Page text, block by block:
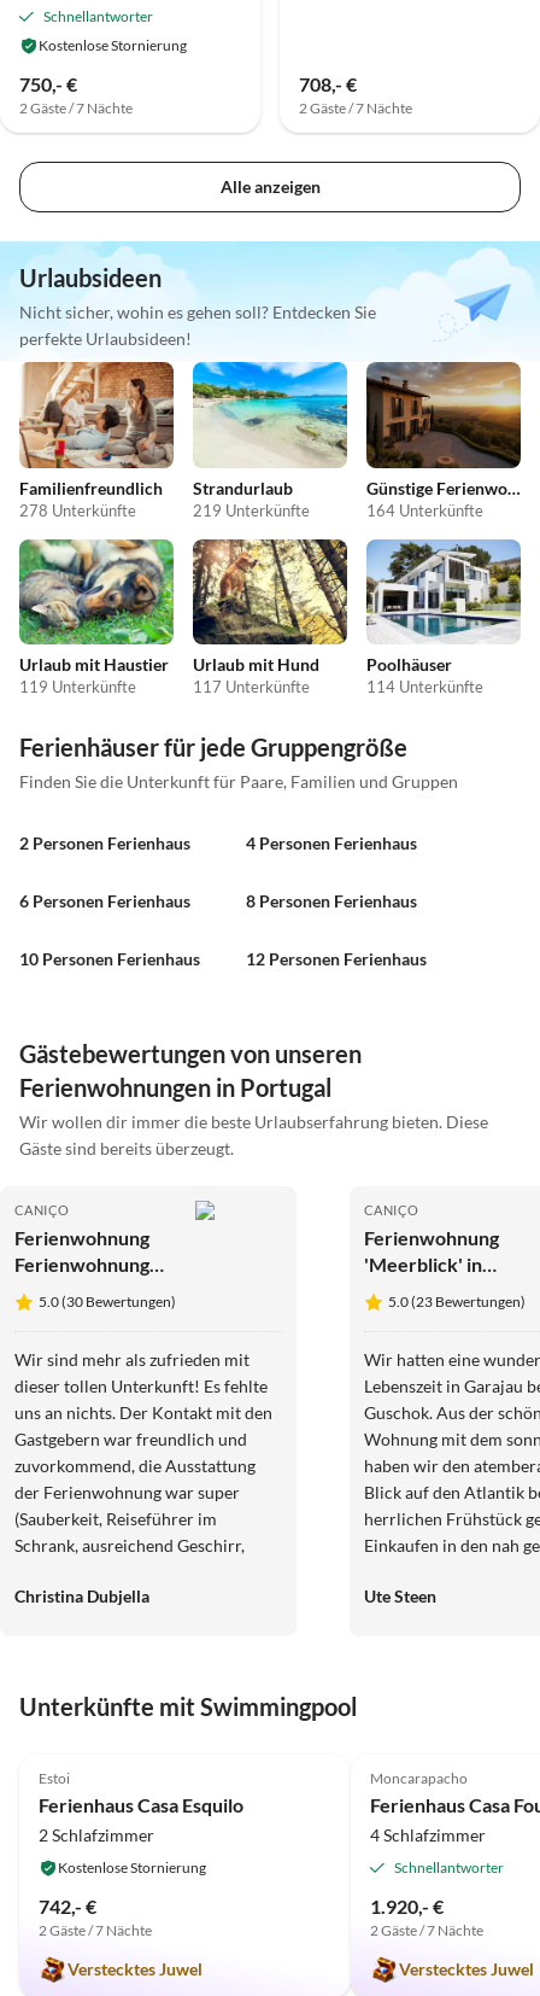
Schnellantworter
Kostenlose Stornierung
750,- €
2 Gäste / 7 Nächte
708,- €
2 Gäste / 7 Nächte
Alle anzeigen
Urlaubsideen
Nicht sicher, wohin es gehen soll? Entdecken Sie
perfekte Urlaubsideen!
Familienfreundlich
278 Unterkünfte
Strandurlaub
219 Unterkünfte
Günstige Ferienwohnungen
164 Unterkünfte
Urlaub mit Haustier
119 Unterkünfte
Urlaub mit Hund
117 Unterkünfte
Poolhäuser
114 Unterkünfte
Ferienhäuser für jede Gruppengröße
Finden Sie die Unterkunft für Paare, Familien und Gruppen
2 Personen Ferienhaus 4 Personen Ferienhaus
6 Personen Ferienhaus 8 Personen Ferienhaus
10 Personen Ferienhaus 12 Personen Ferienhaus
Gästebewertungen von unseren
Ferienwohnungen in Portugal
Wir wollen dir immer die beste Urlaubserfahrung bieten. Diese
Gäste sind bereits überzeugt.
CANIÇO
Ferienwohnung
Ferienwohnung
Brisa - nur wenige
Schritte zum Meer
5.0 (30 Bewertungen)
Wir sind mehr als zufrieden mit
dieser tollen Unterkunft! Es fehlte
uns an nichts. Der Kontakt mit den
Gastgebern war freundlich und
zuvorkommend, die Ausstattung
der Ferienwohnung war super
(Sauberkeit, Reiseführer im
Schrank, ausreichend Geschirr,
Aussicht einmalig!
Christina Dubjella
CANIÇO
Ferienwohnung
'Meerblick' in
Garajau
5.0 (23 Bewertungen)
Wir hatten eine
Lebenszeit in Garajau
Guschok. Aus der
Wohnung mit dem
haben wir den
Blick auf den Atlantik bei
herrlichen Frühstück
Einkaufen in den nah
offen, sodass wir uns
werden wir diese Zeit
Erinnerung behalten.
Steen
Ute Steen
Unterkünfte mit Swimmingpool
Estoi
Ferienhaus Casa Esquilo
2 Schlafzimmer
Kostenlose Stornierung
742,- €
2 Gäste / 7 Nächte
Verstecktes Juwel
Moncarapacho
Ferienhaus Casa
4 Schlafzimmer
Schnellantworter
1.920,- €
2 Gäste / 7 Nächte
Verstecktes Juwel